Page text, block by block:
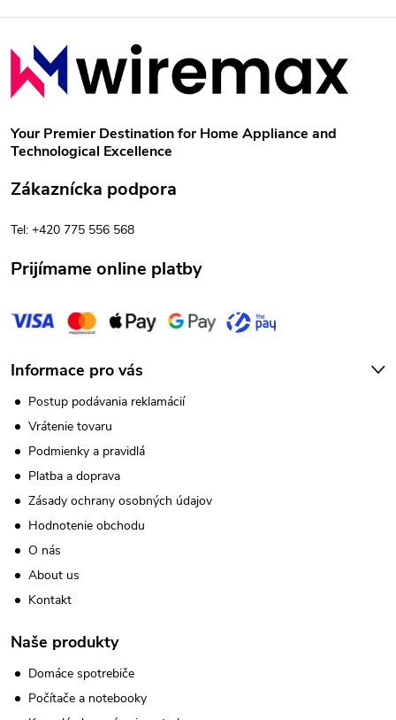
Z
á
p
ä
t
e
Your Premier Destination for Home Appliance and
Technological Excellence
Zákaznícka podpora
Tel: +420 775 556 568
Prijímame online platby
Informace pro vás
Postup podávania reklamácií
Vrátenie tovaru
Podmienky a pravidlá
Platba a doprava
Zásady ochrany osobných údajov
Hodnotenie obchodu
O nás
About us
Kontakt
Naše produkty
Domáce spotrebiče
Počítače a notebooky